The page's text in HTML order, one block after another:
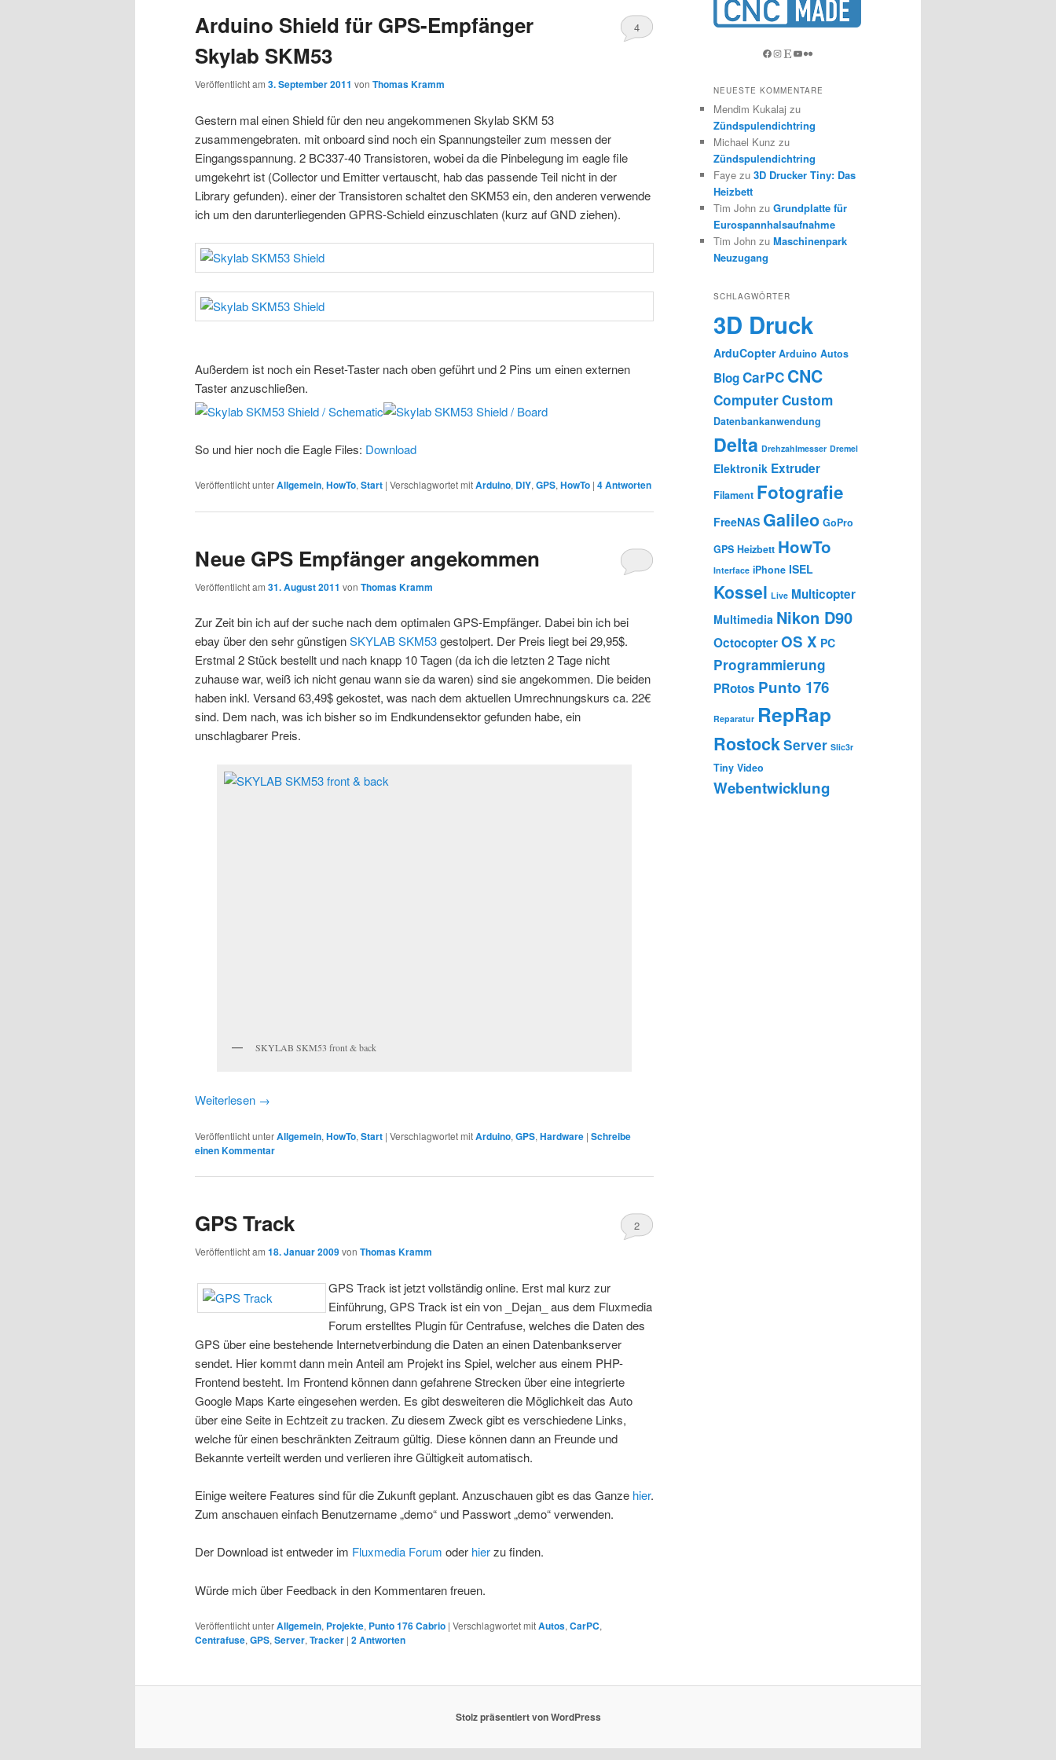
Arduino Shield für GPS-Empfänger
Skylab SKM53
Veröffentlicht am 3. September 2011 von Thomas Kramm
4
Gestern mal einen Shield für den neu angekommenen Skylab SKM 53
zusammengebraten. mit onboard sind noch ein Spannungsteiler zum messen der
Eingangsspannung. 2 BC337-40 Transistoren, wobei da die Pinbelegung im eagle file
umgekehrt ist (Collector und Emitter vertauscht, hab das passende Teil nicht in der
Library gefunden). einer der Transistoren schaltet den SKM53 ein, den anderen verwende
ich um den darunterliegenden GPRS-Schield einzuschlaten (kurz auf GND ziehen).
Außerdem ist noch ein Reset-Taster nach oben geführt und 2 Pins um einen externen
Taster anzuschließen.
So und hier noch die Eagle Files: Download
Veröffentlicht unterAllgemein,HowTo,Start | Verschlagwortet mitArduino, DIY,GPS,HowTo | 4Antworten
Neue GPS Empfänger angekommen
Veröffentlicht am 31. August 2011 von Thomas Kramm
Zur Zeit bin ich auf der suche nach dem optimalen GPS-Empfänger. Dabei bin ich bei
ebay über den sehr günstigenSKYLAB SKM53gestolpert. Der Preis liegt bei 29,95$.
Erstmal 2 Stück bestellt und nach knapp 10 Tagen (da ich die letzten 2 Tage nicht
zuhause war, weiß ich nicht genau wann sie da waren) sind sie angekommen. Die beiden
haben inkl. Versand 63,49$ gekostet, was nach dem aktuellen Umrechnungskurs ca. 22€
sind. Dem nach, was ich bisher so im Endkundensektor gefunden habe, ein
unschlagbarer Preis.
SKYLAB SKM53 front & back
Weiterlesen →
Veröffentlicht unterAllgemein, HowTo, Start | Verschlagwortet mitArduino, GPS, Hardware | Schreibe
einen Kommentar
GPS Track
Veröffentlicht am 18. Januar 2009von Thomas Kramm
2
GPS Track ist jetzt vollständig online. Erst mal kurz zur
Einführung, GPS Track ist ein von _Dejan_ aus dem Fluxmedia
Forum erstelltes Plugin für Centrafuse, welches die Daten des
GPS über eine bestehende Internetverbindung die Daten an einen Datenbankserver
sendet. Hier kommt dann mein Anteil am Projekt ins Spiel, welcher aus einem PHP-
Frontend besteht. Im Frontend können dann gefahrene Strecken über eine integrierte
Google Maps Karte eingesehen werden. Es gibt desweiteren die Möglichkeit das Auto
über eine Seite in Echtzeit zu tracken. Zu diesem Zweck gibt es verschiedene Links,
welche für einen beschränkten Zeitraum gültig. Diese können dann an Freunde und
Bekannte verteilt werden und verlieren ihre Gültigkeit automatisch.
Einige weitere Features sind für die Zukunft geplant. Anzuschauen gibt es das Ganze hier.
Zum anschauen einfach Benutzername „demo“ und Passwort „demo“ verwenden.
Der Download ist entweder im Fluxmedia Forum oder hierzu finden.
Würde mich über Feedback in den Kommentaren freuen.
Veröffentlicht unterAllgemein, Projekte, Punto 176 Cabrio | Verschlagwortet mitAutos, CarPC,
Centrafuse, GPS, Server, Tracker | 2Antworten
Facebook
Instagram
EtsyYouTube
Flickr
NEUESTE KOMMENTARE
Mendim Kukalaj zu
Zündspulendichtring
Michael Kunz zu
Zündspulendichtring
Faye zu 3D Drucker Tiny: Das
Heizbett
Tim John zu Grundplatte für
Eurospannhalsaufnahme
Tim John zu Maschinenpark
Neuzugang
SCHLAGWÖRTER
3D Druck
ArduCopter Arduino Autos
BlogCarPC CNC
ComputerCustom
Datenbankanwendung
Delta Drehzahlmesser Dremel
Elektronik Extruder
Filament Fotografie
FreeNAS Galileo GoPro
GPS Heizbett HowTo
Interface iPhone ISEL
Kossel Live Multicopter
Multimedia Nikon D90
OctocopterOS X PC
Programmierung
PRotos Punto 176
Reparatur RepRap
RostockServer Slic3r
Tiny Video
Webentwicklung
Stolz präsentiert von WordPress